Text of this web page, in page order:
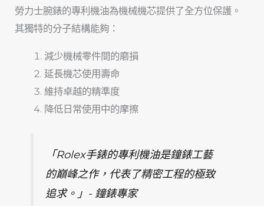
勞力士腕錶的專利機油為機械機芯提供了全方位保護。
其獨特的分子結構能夠：
減少機械零件間的磨損
延長機芯使用壽命
維持卓越的精準度
降低日常使用中的摩擦
「Rolex手錶的專利機油是鐘錶工藝
的巔峰之作，代表了精密工程的極致
追求。」- 鐘錶專家